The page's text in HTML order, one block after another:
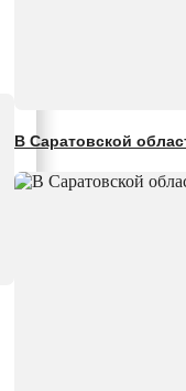
В Саратовской